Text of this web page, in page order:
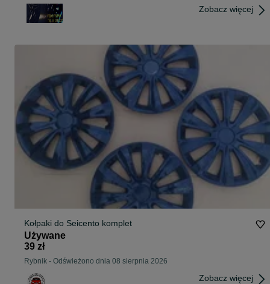
Zobacz więcej
Kołpaki do Seicento komplet
Używane
39 zł
Rybnik - Odświeżono dnia 08 sierpnia 2026
Zobacz więcej